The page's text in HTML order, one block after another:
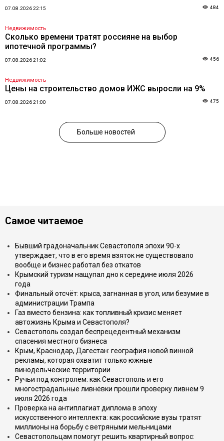
07.08.2026 22:15 484
Недвижимость
Сколько времени тратят россияне на выбор
ипотечной программы?
07.08.2026 21:02 456
Недвижимость
Цены на строительство домов ИЖС выросли на 9%
07.08.2026 21:00 475
Больше новостей
Самое читаемое
Бывший градоначальник Севастополя эпохи 90-х
утверждает, что в его время взяток не существовало
вообще и бизнес работал без откатов
Крымский туризм нащупал дно к середине июля 2026
года
Финальный отсчёт: крыса, загнанная в угол, или безумие в
администрации Трампа
Газ вместо бензина: как топливный кризис меняет
автожизнь Крыма и Севастополя?
Севастополь создал беспрецедентный механизм
спасения местного бизнеса
Крым, Краснодар, Дагестан: география новой винной
рекламы, которая охватит только южные
винодельческие территории
Ручьи под контролем: как Севастополь и его
многострадальные ливнёвки прошли проверку ливнем 9
июля 2026 года
Проверка на антиплагиат диплома в эпоху
искусственного интеллекта: как российские вузы тратят
миллионы на борьбу с ветряными мельницами
Севастопольцам помогут решить квартирный вопрос: